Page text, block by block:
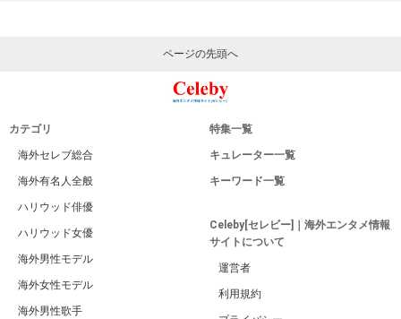
ページの先頭へ
カテゴリ
海外セレブ総合
海外有名人全般
ハリウッド俳優
ハリウッド女優
海外男性モデル
海外女性モデル
海外男性歌手
特集一覧
キュレーター一覧
キーワード一覧
Celeby[セレビー]｜海外エンタメ情報
サイトについて
運営者
利用規約